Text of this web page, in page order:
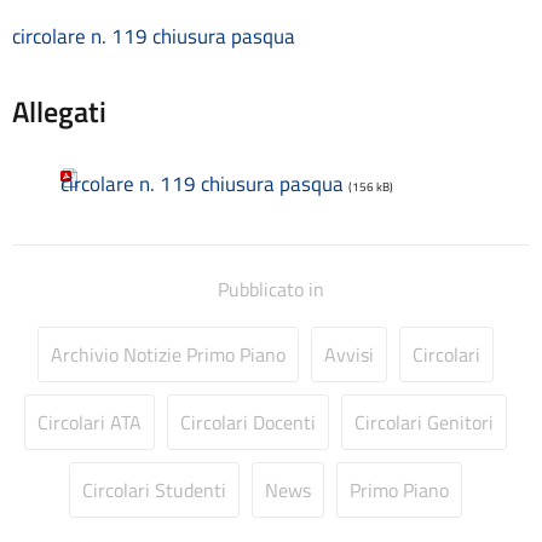
Consulenti e collaboratori
Contatti
Contrattazione integrativa
Corsi
D.S.G.A.
FAQ e VideoTutorial Registro Elettronico CLASSEVIVA
Home
Incarichi conferiti e autorizzati ai dipendenti
circolare n. 119 chiusura pasqua
Allegati
circolare n. 119 chiusura pasqua (156 kB)
Pubblicato in
Archivio Notizie Primo Piano Avvisi Circolari
Circolari ATA Circolari Docenti Circolari Genitori
Circolari Studenti News Primo Piano